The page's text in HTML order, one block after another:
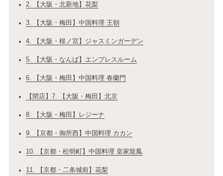
2. 【大阪・北新地】花梨
3. 【大阪・梅田】中国料理 王朝
4. 【大阪・桜ノ宮】ジャスミンガーデン
5. 【大阪・なんば】エンプレスルーム
6. 【大阪・梅田】中国料理 春蘭門
【閉店】7. 【大阪・梅田】北京
8. 【大阪・梅田】レジーナ
9. 【京都・御所西】中国料理 カカン
10. 【京都・松明町】中国料理 皇家龍鳳
11. 【京都・二条城前】花梨